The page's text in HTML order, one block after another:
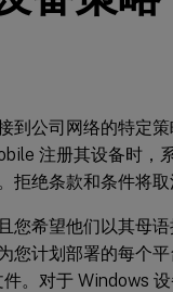
到公司网络的特定
注册其设备时，
拒绝条款和条件将取
您希望他们以其母
您计划部署的每个
。对于 Windows